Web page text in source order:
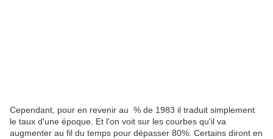
Cependant, pour en revenir au % de 1983 il traduit simplement
le taux d'une époque. Et l'on voit sur les courbes qu'il va
augmenter au fil du temps pour dépasser 80%. Certains diront en